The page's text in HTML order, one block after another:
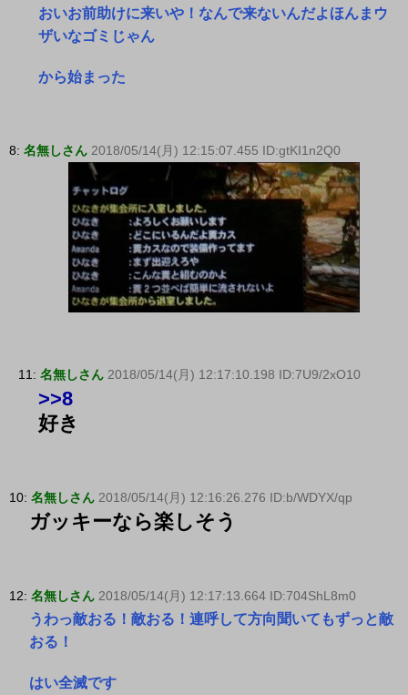
おいお前助けに来いや！なんで来ないんだよほんまウ
ザいなゴミじゃん
から始まった
8: 名無しさん 2018/05/14(月) 12:15:07.455 ID:gtKI1n2Q0
11: 名無しさん 2018/05/14(月) 12:17:10.198 ID:7U9/2xO10
>>8
好き
10: 名無しさん 2018/05/14(月) 12:16:26.276 ID:b/WDYX/qp
ガッキーなら楽しそう
12: 名無しさん 2018/05/14(月) 12:17:13.664 ID:704ShL8m0
うわっ敵おる！敵おる！連呼して方向聞いてもずっと敵
おる！
はい全滅です